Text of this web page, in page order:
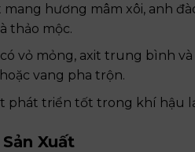
mang hương mâm xôi, anh
thảo mộc.
vỏ mỏng, axit trung bình
vang pha trộn.
phát triển tốt trong khí hậu
Xuất